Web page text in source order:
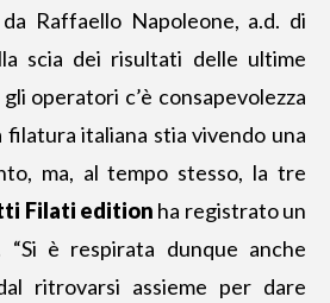
Raffaello Napoleone, a.d. di
scia dei risultati delle ultime
operatori c’è consapevolezza
filatura italiana stia vivendo una
ma, al tempo stesso, la tre
Filati edition ha registrato un
“Si è respirata dunque anche
ritrovarsi assieme per dare